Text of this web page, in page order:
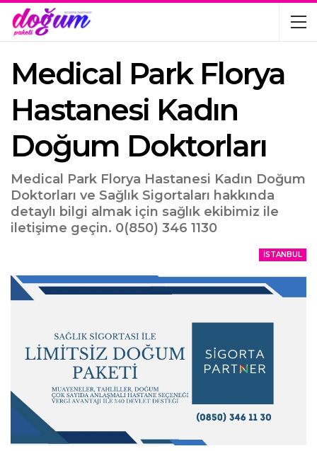
Medical Park Florya
Hastanesi Kadın
Doğum Doktorları
Medical Park Florya Hastanesi Kadın Doğum
Doktorları ve Sağlık Sigortaları hakkında
detaylı bilgi almak için sağlık ekibimiz ile
iletişime geçin. 0(850) 346 1130
İSTANBUL